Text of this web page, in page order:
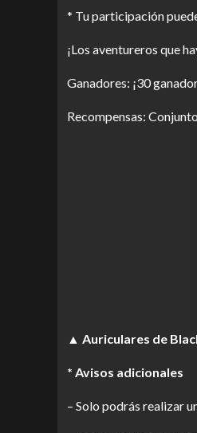
* Tu participación
¡Los aventureros que
Ganadores: ¡30
Recompensas:
▲ Auriculares de
* Avisos adicionales
– Solo podrás realizar